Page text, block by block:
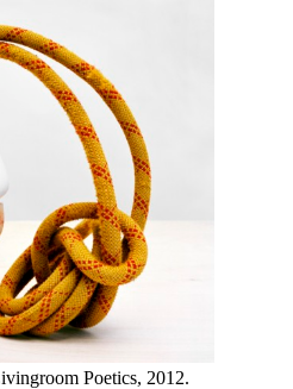
Poetics, 2012.